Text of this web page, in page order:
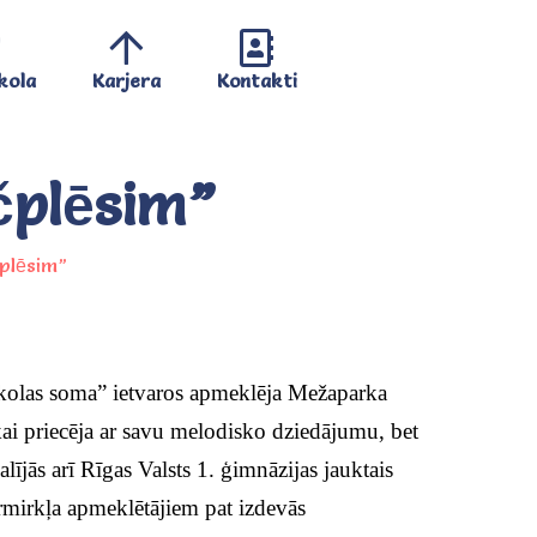
Karjera Kontakti
soma” ietvaros apmeklēja Mežaparka
priecēja ar savu melodisko dziedājumu, bet
arī Rīgas Valsts 1. ģimnāzijas jauktais
apmeklētājiem pat izdevās